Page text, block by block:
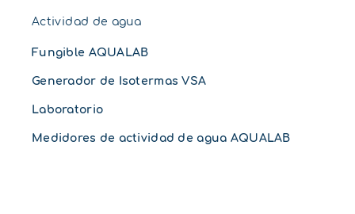
Actividad de agua
Fungible AQUALAB
Generador de Isotermas VSA
Laboratorio
Medidores de actividad de agua AQUALAB